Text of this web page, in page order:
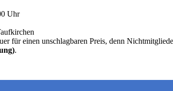
Uhr
für einen unschlagbaren Preis, denn
.